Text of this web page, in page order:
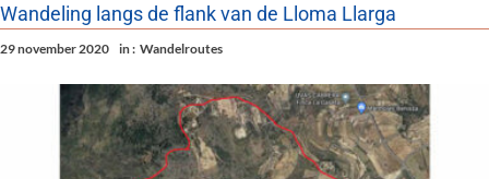
Wandeling langs de flank van de Lloma Llarga
29 november 2020 in : Wandelroutes